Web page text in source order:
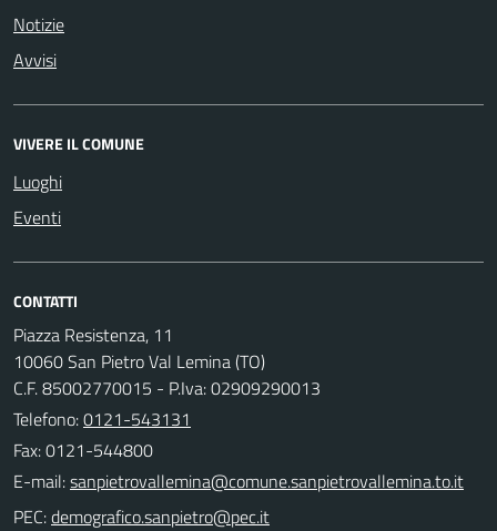
Notizie
Avvisi
VIVERE IL COMUNE
Luoghi
Eventi
CONTATTI
Piazza Resistenza, 11
10060 San Pietro Val Lemina (TO)
C.F. 85002770015 - P.Iva: 02909290013
Telefono:0121-543131
Fax: 0121-544800
E-mail:
PEC: